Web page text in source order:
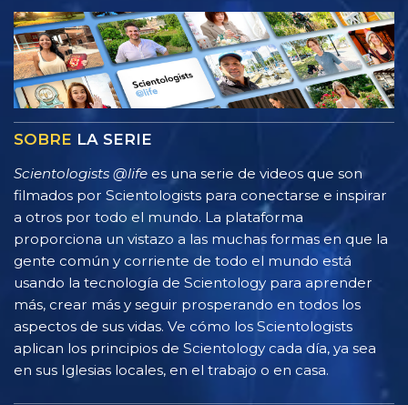
SOBRE LA SERIE
Scientologists @life es una serie de videos que son
filmados por Scientologists para conectarse e inspirar
a otros por todo el mundo. La plataforma
proporciona un vistazo a las muchas formas en que la
gente común y corriente de todo el mundo está
usando la tecnología de Scientology para aprender
más, crear más y seguir prosperando en todos los
aspectos de sus vidas. Ve cómo los Scientologists
aplican los principios de Scientology cada día, ya sea
en sus Iglesias locales, en el trabajo o en casa.